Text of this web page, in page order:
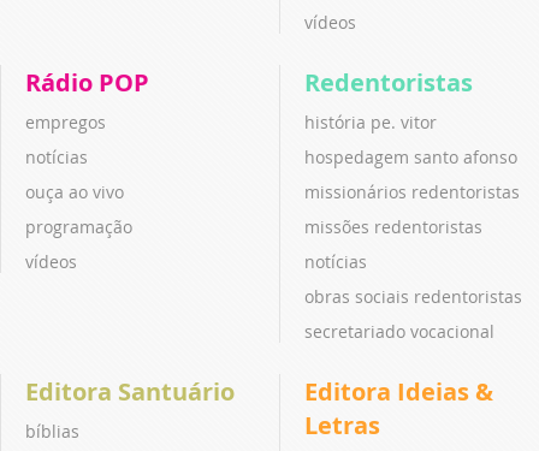
vídeos
Rádio POP
empregos
notícias
ouça ao vivo
programação
vídeos
Redentoristas
história pe. vitor
hospedagem santo afonso
missionários redentoristas
missões redentoristas
notícias
obras sociais redentoristas
secretariado vocacional
Editora Santuário
bíblias
Editora Ideias &
Letras